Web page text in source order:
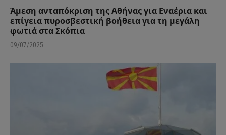
Άμεση ανταπόκριση της Αθήνας για Εναέρια και
επίγεια πυροσβεστική βοήθεια για τη μεγάλη
φωτιά στα Σκόπια
09/07/2025